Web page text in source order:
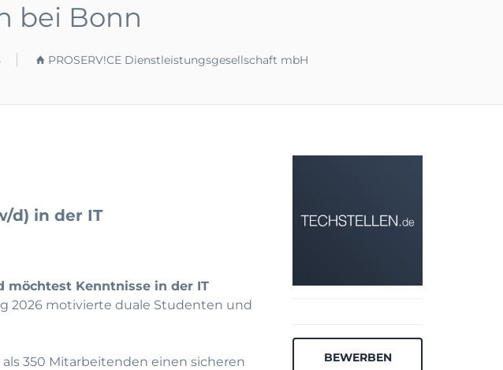
bei Bonn
PROSERV!CE Dienstleistungsgesellschaft mbH
d) in der IT
möchtest Kenntnisse in der IT
2026 motivierte duale Studenten und
350 Mitarbeitenden einen sicheren
BEWERBEN